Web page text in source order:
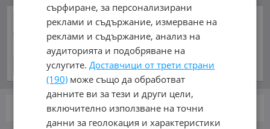
Доналд Тръмп поискал
спешно обяснение от шефа
на Пентагона: Къде са
ракетите?
преди 49 минути
стр. от 1
сърфиране, за персонализирани
реклами и съдържание, измерване на
реклами и съдържание, анализ на
аудиторията и подобряване на
услугите.Доставчици от трети страни
(190) може също да обработват
данните ви за тези и други цели,
включително използване на точни
данни за геолокация и характеристики